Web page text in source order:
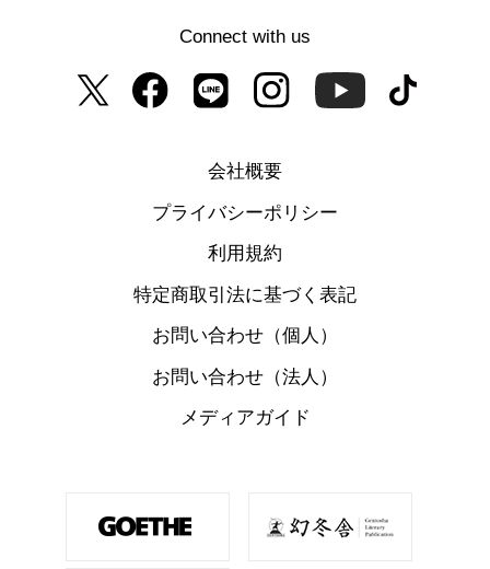
Connect with us
会社概要
プライバシーポリシー
利用規約
特定商取引法に基づく表記
お問い合わせ（個人）
お問い合わせ（法人）
メディアガイド